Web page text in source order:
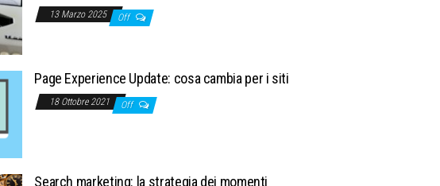
13 Marzo 2025 Off
Page Experience Update: cosa cambia per i siti
18 Ottobre 2021 Off
Search marketing: la strategia dei momenti